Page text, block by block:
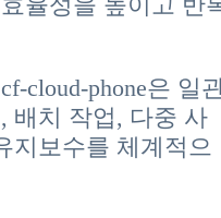
cloud-phone은 일
배치 작업, 다중 사
지보수를 체계적으